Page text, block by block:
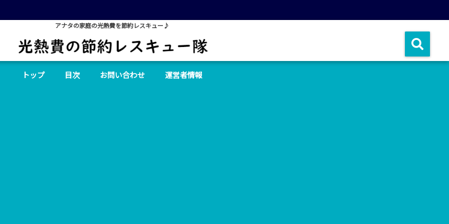
アナタの家庭の光熱費を節約レスキュー♪
トップ 目次 お問い合わせ 運営者情報